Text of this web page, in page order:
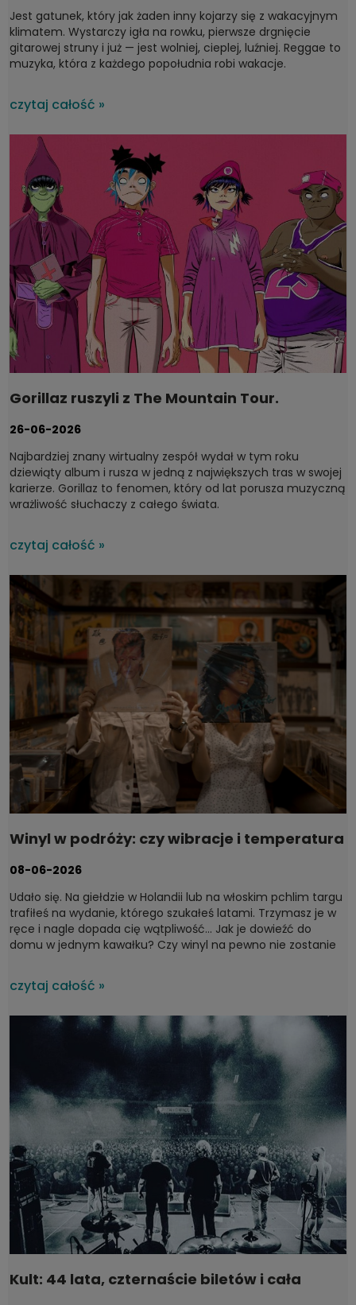
Jest gatunek, który jak żaden inny kojarzy się z wakacyjnym
klimatem. Wystarczy igła na rowku, pierwsze drgnięcie
gitarowej struny i już — jest wolniej, cieplej, luźniej.Reggae to
muzyka, która z każdego popołudnia robi wakacje.
czytaj całość »
Gorillaz ruszyli z The Mountain Tour.
26-06-2026
Najbardziej znany wirtualny zespół wydał w tym roku
dziewiąty album i rusza w jedną z największych tras w swojej
karierze. Gorillaz to fenomen, który od lat porusza muzyczną
wrażliwość słuchaczy z całego świata.
czytaj całość »
Winyl w podróży: czy wibracje i temperatura
08-06-2026
Udało się. Na giełdzie w Holandii lub na włoskim pchlim targu
trafiłeś na wydanie, którego szukałeś latami. Trzymasz je w
ręce i nagle dopada cię wątpliwość... Jak je dowieźć do
domu w jednym kawałku? Czy winyl na pewno nie zostanie
czytaj całość »
Kult: 44 lata, czternaście biletów i cała